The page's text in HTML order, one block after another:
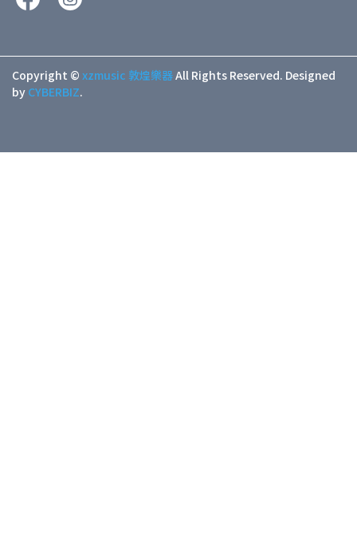
Copyright © xzmusic 敦煌樂器All Rights Reserved. Designed
by CYBERBIZ.